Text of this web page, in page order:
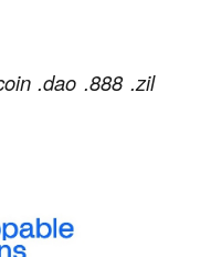
.dao .888 .zil